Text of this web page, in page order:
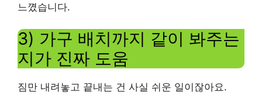
느꼈습니다.
3) 가구 배치까지 같이 봐주는
지가 진짜 도움
짐만 내려놓고 끝내는 건 사실 쉬운 일이잖아요.